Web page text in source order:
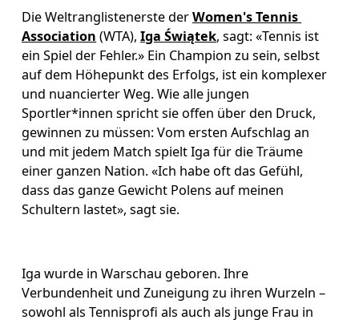
Die Weltranglistenerste der Women's Tennis
Association (WTA), Iga Świątek, sagt: «Tennis ist
ein Spiel der Fehler.» Ein Champion zu sein, selbst
auf dem Höhepunkt des Erfolgs, ist ein komplexer
und nuancierter Weg. Wie alle jungen
Sportler*innen spricht sie offen über den Druck,
gewinnen zu müssen: Vom ersten Aufschlag an
und mit jedem Match spielt Iga für die Träume
einer ganzen Nation. «Ich habe oft das Gefühl,
dass das ganze Gewicht Polens auf meinen
Schultern lastet», sagt sie.
Iga wurde in Warschau geboren. Ihre
Verbundenheit und Zuneigung zu ihren Wurzeln –
sowohl als Tennisprofi als auch als junge Frau in